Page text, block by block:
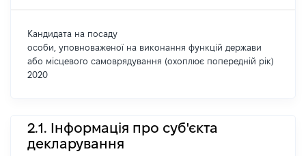
Кандидата на посаду
особи, уповноваженої на виконання функцій держави
або місцевого самоврядування (охоплює попередній рік)
2020
2.1. Інформація про суб'єкта
декларування